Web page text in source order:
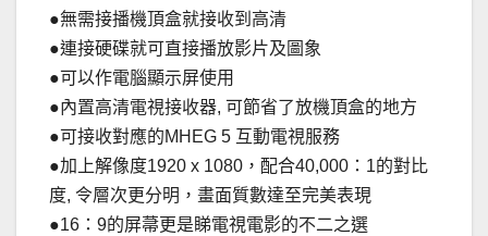
●無需接播機頂盒就接收到高清
●連接硬碟就可直接播放影片及圖象
●可以作電腦顯示屏使用
●內置高清電視接收器, 可節省了放機頂盒的地方
●可接收對應的MHEG 5 互動電視服務
●加上解像度1920 x 1080，配合40,000：1的對比
度, 令層次更分明，畫面質數達至完美表現
●16：9的屏菷更是睇電視電影的不二之選